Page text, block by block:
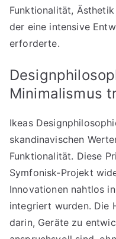
Funktionalität,
der eine intensive
erforderte.
Minimalismus
Ikeas
skandinavischen
Funktionalität. Diese
Symfonisk-Projekt
Innovationen nahtlos
integriert wurden. Die
darin, Geräte zu